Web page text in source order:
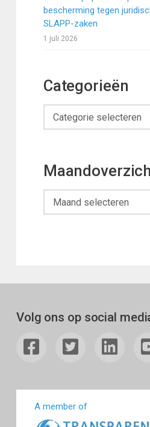
bescherming tegen
SLAPP-zaken
1 juli 2026
Categorieën
Categorieën
Maandoverzicht
Volg ons op social
A member of